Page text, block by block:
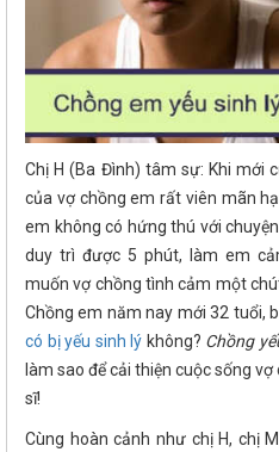
Chị H (Ba Đình) tâm sự: Khi mới
của vợ chồng em rất viên mãn
em không có hứng thú với
duy trì được 5 phút, làm em
muốn vợ chồng tình cảm một
Chồng em năm nay mới 32 tuổi,
có bị yếu sinh lý không? Chồng
làm sao để cải thiện cuộc sống
sĩ!
Cùng hoàn cảnh như chị H, chị